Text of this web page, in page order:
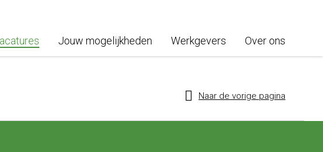
Jouw mogelijkheden Werkgevers Over ons
Naar de vorige pagina